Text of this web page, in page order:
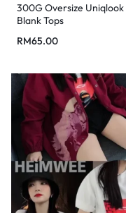
300G Oversize Uniqlook
Blank Tops
RM65.00